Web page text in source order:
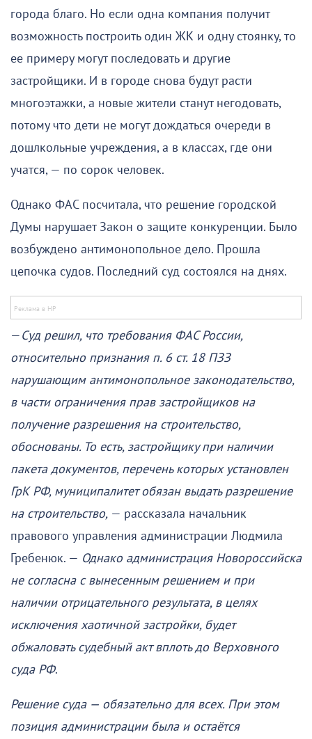
города благо. Но если одна компания получит
возможность построить один ЖК и одну стоянку, то
ее примеру могут последовать и другие
застройщики. И в городе снова будут расти
многоэтажки, а новые жители станут негодовать,
потому что дети не могут дождаться очереди в
дошлкольные учреждения, а в классах, где они
учатся, — по сорок человек.
Однако ФАС посчитала, что решение городской
Думы нарушает Закон о защите конкуренции. Было
возбуждено антимонопольное дело. Прошла
цепочка судов. Последний суд состоялся на днях.
—Суд решил, что требования ФАС России,
относительно признания п. 6 ст. 18 ПЗЗ
нарушающим антимонопольное законодательство,
в части ограничения прав застройщиков на
получение разрешения на строительство,
обоснованы. То есть, застройщику при наличии
пакета документов, перечень которых установлен
ГрК РФ, муниципалитет обязан выдать разрешение
на строительство, — рассказала начальник
правового управления администрации Людмила
Гребенюк. — Однако администрация Новороссийска
не согласна с вынесенным решением и при
наличии отрицательного результата, в целях
исключения хаотичной застройки, будет
обжаловать судебный акт вплоть до Верховного
суда РФ.
Решение суда — обязательно для всех. При этом
позиция администрации была и остаётся